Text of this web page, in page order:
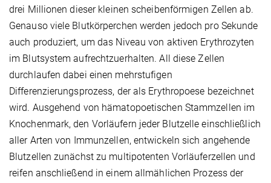
drei Millionen dieser kleinen scheibenförmigen Zellen ab.
Genauso viele Blutkörperchen werden jedoch pro Sekunde
auch produziert, um das Niveau von aktiven Erythrozyten
im Blutsystem aufrechtzuerhalten. All diese Zellen
durchlaufen dabei einen mehrstufigen
Differenzierungsprozess, der als Erythropoese bezeichnet
wird. Ausgehend von hämatopoetischen Stammzellen im
Knochenmark, den Vorläufern jeder Blutzelle einschließlich
aller Arten von Immunzellen, entwickeln sich angehende
Blutzellen zunächst zu multipotenten Vorläuferzellen und
reifen anschließend in einem allmählichen Prozess der